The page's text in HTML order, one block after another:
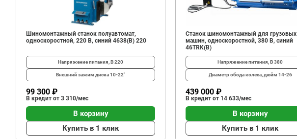
Шиномонтажный станок полуавтомат,
односкоростной, 220 В, синий 4638(B) 220
Напряжение питания, В220
Внешний зажим диска10-22"
99 300 ₽
В кредит от 3 310/мес
В корзину
Купить в 1 клик
Станок шиномонтажный для грузовых
машин, односкоростной, 380 В, синий
46TRK(B)
Напряжение питания, В380
Диаметр обода колеса, дюйм 14-26
439 000 ₽
В кредит от 14 633/мес
В корзину
Купить в 1 клик